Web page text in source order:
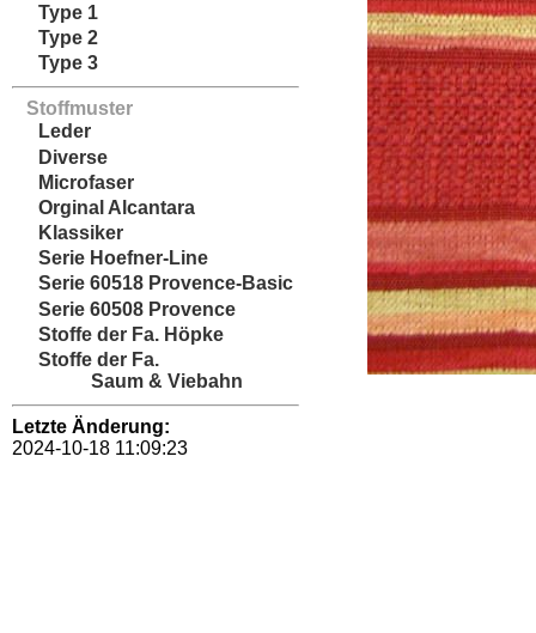
Type 1
Type 2
Type 3
Stoffmuster
Leder
Diverse
Microfaser
Orginal Alcantara
Klassiker
Serie Hoefner-Line
Serie 60518 Provence-Basic
Serie 60508 Provence
Stoffe der Fa. Höpke
Stoffe der Fa.
Saum & Viebahn
Letzte Änderung:
2024-10-18 11:09:23